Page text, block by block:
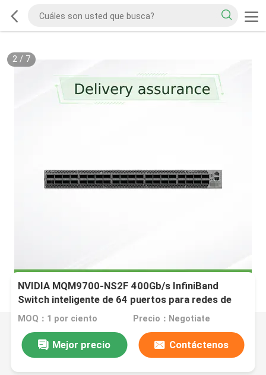
2/ 7
NVIDIA MQM9700-NS2F 400Gb/s InfiniBand
Switch inteligente de 64 puertos para redes de
centros de datos
MOQ：1 por ciento Precio：Negotiate
Mejor precio Contáctenos